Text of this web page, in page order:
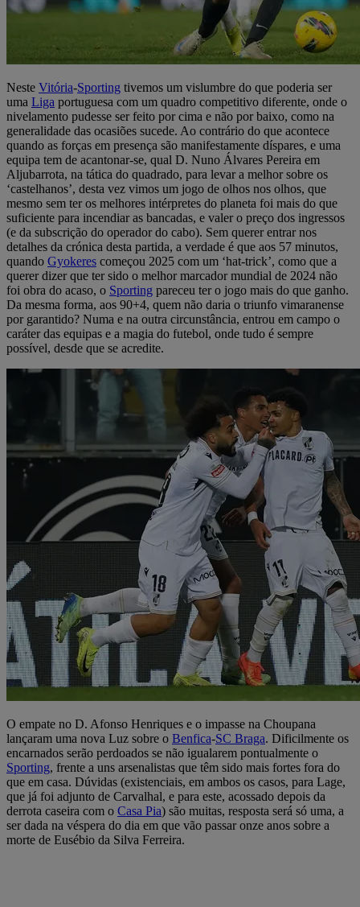
Neste Vitória-Sporting tivemos um vislumbre do que poderia ser
uma Liga portuguesa com um quadro competitivo diferente, onde o
nivelamento pudesse ser feito por cima e não por baixo, como na
generalidade das ocasiões sucede. Ao contrário do que acontece
quando as forças em presença são manifestamente díspares, e uma
equipa tem de acantonar-se, qual D. Nuno Álvares Pereira em
Aljubarrota, na tática do quadrado, para levar a melhor sobre os
‘castelhanos’, desta vez vimos um jogo de olhos nos olhos, que
mesmo sem ter os melhores intérpretes do planeta foi mais do que
suficiente para incendiar as bancadas, e valer o preço dos ingressos
(e da subscrição do operador do cabo). Sem querer entrar nos
detalhes da crónica desta partida, a verdade é que aos 57 minutos,
quando Gyokeres começou 2025 com um ‘hat-trick’, como que a
querer dizer que ter sido o melhor marcador mundial de 2024 não
foi obra do acaso, o Sporting pareceu ter o jogo mais do que ganho.
Da mesma forma, aos 90+4, quem não daria o triunfo vimaranense
por garantido? Numa e na outra circunstância, entrou em campo o
caráter das equipas e a magia do futebol, onde tudo é sempre
possível, desde que se acredite.
O empate no D. Afonso Henriques e o impasse na Choupana
lançaram uma nova Luz sobre o Benfica-SC Braga. Dificilmente os
encarnados serão perdoados se não igualarem pontualmente o
Sporting, frente a uns arsenalistas que têm sido mais fortes fora do
que em casa. Dúvidas (existenciais, em ambos os casos, para Lage,
que já foi adjunto de Carvalhal, e para este, acossado depois da
derrota caseira com o Casa Pia) são muitas, resposta será só uma, a
ser dada na véspera do dia em que vão passar onze anos sobre a
morte de Eusébio da Silva Ferreira.